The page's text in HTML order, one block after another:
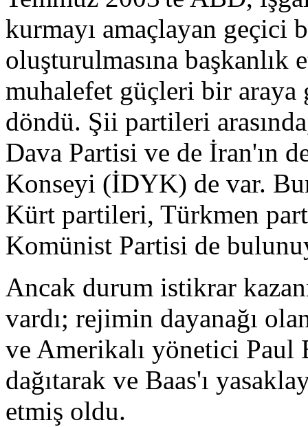
kurmayı amaçlayan geçici
oluşturulmasına
muhalefet güçleri bir
döndü. Şii partileri
Dava Partisi ve de İran'ın
Konseyi (İDYK) de var.
Kürt partileri, Türkmen
Komünist Partisi de
Ancak durum istikrar
vardı; rejimin dayanağı
ve Amerikalı yönetici
dağıtarak ve Baas'ı
etmiş oldu.